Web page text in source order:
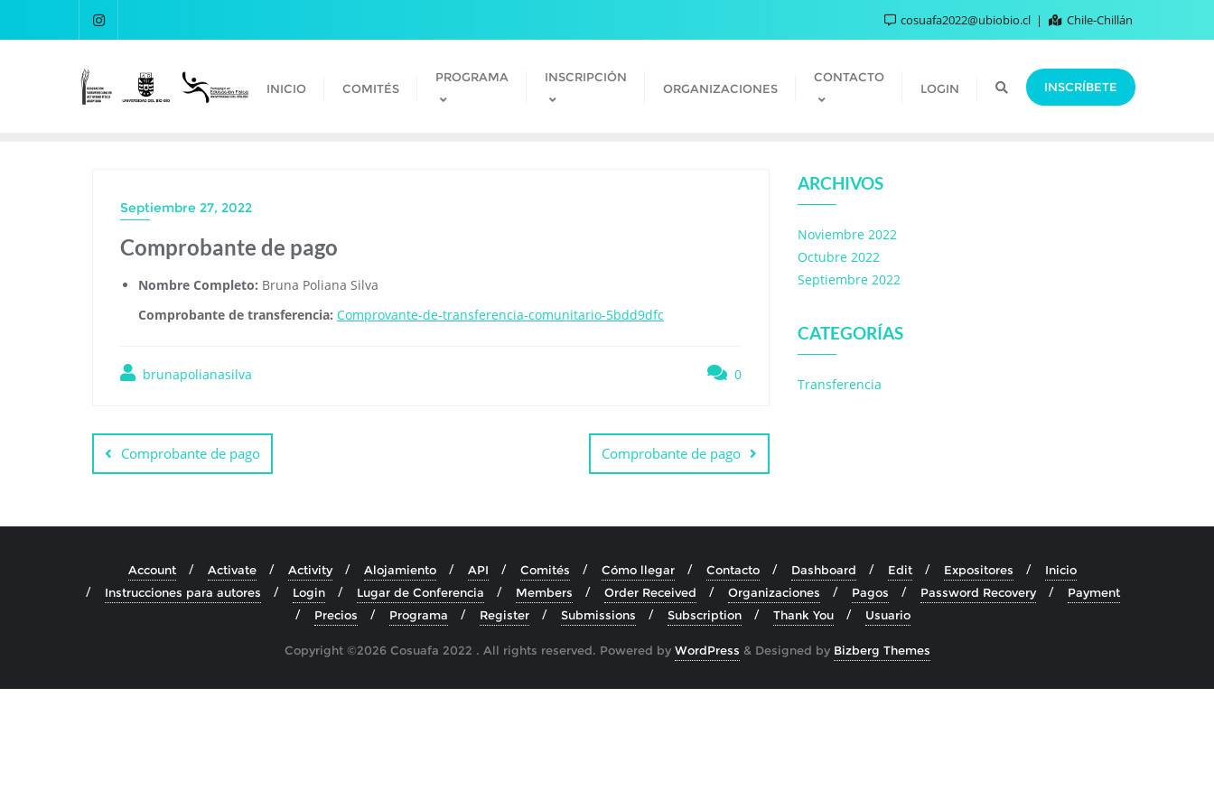
cosuafa2022@ubiobio.cl Chile-Chillán
INICIO COMITÉS
PROGRAMA INSCRIPCIÓN
ORGANIZACIONES
CONTACTO
LOGIN INSCRÍBETE
Septiembre 27, 2022
Comprobante de pago
Nombre Completo: Bruna Poliana Silva
Comprobante de transferencia: Comprovante-de-transferencia-comunitario-5bdd9dfc
brunapolianasilva 0
Comprobante de pago Comprobante de pago
ARCHIVOS
Noviembre 2022
Octubre 2022
Septiembre 2022
CATEGORÍAS
Transferencia
Account Activate Activity Alojamiento API Comités Cómo llegar Contacto Dashboard Edit Expositores
Inicio
Instrucciones para autores
Login Lugar de Conferencia Members Order Received Organizaciones Pagos Password Recovery
Payment
Precios
Programa Register Submissions Subscription Thank You Usuario
Copyright ©2026 Cosuafa 2022 . All rights reserved. Powered by WordPress & Designed by Bizberg Themes